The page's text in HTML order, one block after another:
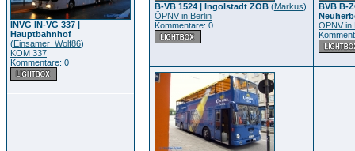
INVG IN-VG 337 |
Hauptbahnhof
(Einsamer_Wolf86)
KOM 337
Kommentare: 0
B-VB 1524 | Ingolstadt ZOB (Markus)
ÖPNV in Berlin
Kommentare: 0
BVB B-
ÖPNV in